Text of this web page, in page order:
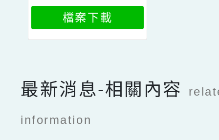
封信
檔案下載
最新消息-相關內容
information